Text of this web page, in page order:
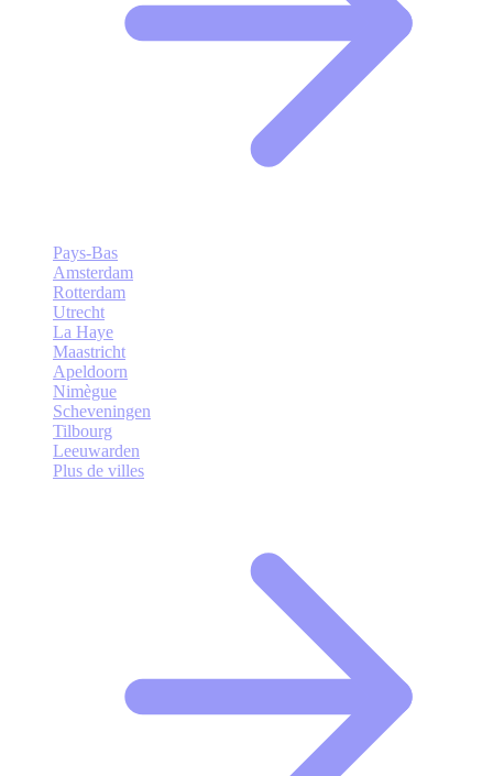
Pays-Bas
Amsterdam
Rotterdam
Utrecht
La Haye
Maastricht
Apeldoorn
Nimègue
Scheveningen
Tilbourg
Leeuwarden
Plus de villes